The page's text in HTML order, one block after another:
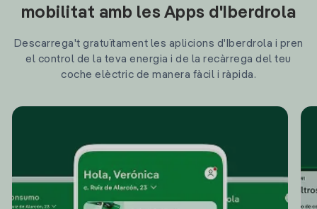
mobilitat amb les Apps d'Iberdrola
Descarrega't gratuïtament les aplicions d'Iberdrola i pren
el control de la teva energia i de la recàrrega del teu
coche elèctric de manera fàcil i ràpida.